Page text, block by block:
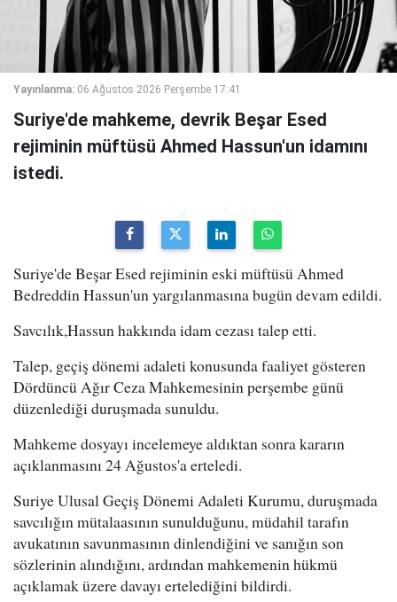
Yayınlanma: 06 Ağustos 2026 Perşembe 17:41
Suriye'de mahkeme, devrik Beşar Esed
rejiminin müftüsü Ahmed Hassun'un idamını
istedi.
Suriye'de Beşar Esed rejiminin eski müftüsü Ahmed
Bedreddin Hassun'un yargılanmasına bugün devam edildi.
Savcılık,Hassun hakkında idam cezası talep etti.
Talep, geçiş dönemi adaleti konusunda faaliyet gösteren
Dördüncü Ağır Ceza Mahkemesinin perşembe günü
düzenlediği duruşmada sunuldu.
Mahkeme dosyayı incelemeye aldıktan sonra kararın
açıklanmasını 24 Ağustos'a erteledi.
Suriye Ulusal Geçiş Dönemi Adaleti Kurumu, duruşmada
savcılığın mütalaasının sunulduğunu, müdahil tarafın
avukatının savunmasının dinlendiğini ve sanığın son
sözlerinin alındığını, ardından mahkemenin hükmü
açıklamak üzere davayı ertelediğini bildirdi.